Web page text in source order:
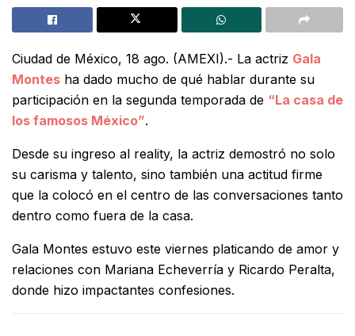
Ciudad de México, 18 ago. (AMEXI).- La actriz Gala
Montes ha dado mucho de qué hablar durante su
participación en la segunda temporada de “La casa de
los famosos México”.
Desde su ingreso al reality, la actriz demostró no solo
su carisma y talento, sino también una actitud firme
que la colocó en el centro de las conversaciones tanto
dentro como fuera de la casa.
Gala Montes estuvo este viernes platicando de amor y
relaciones con Mariana Echeverría y Ricardo Peralta,
donde hizo impactantes confesiones.